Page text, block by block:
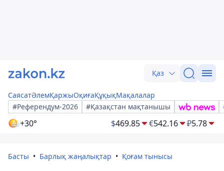
Қаз
СаясатӘлемҚаржыОқиғаҚұқықМақалалар
#Референдум-2026
#Қазақстан мақтанышы
+30° $469.85 €542.16 ₽5.78
Басты Барлық жаңалықтар Қоғам тынысы